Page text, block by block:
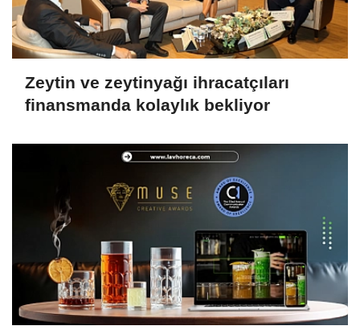
Zeytin ve zeytinyağı ihracatçıları
finansmanda kolaylık bekliyor